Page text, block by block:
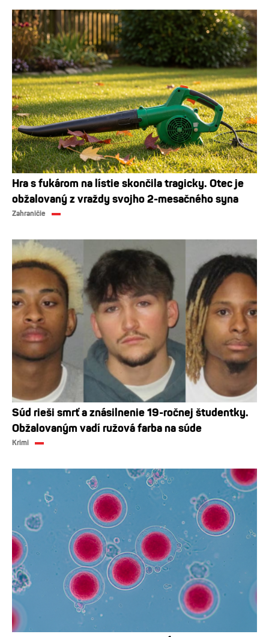
Hra s fukárom na lístie skončila tragicky. Otec je
obžalovaný z vraždy svojho 2-mesačného syna
Zahraničie
Súd rieši smrť a znásilnenie 19-ročnej študentky.
Obžalovaným vadí ružová farba na súde
Krimi